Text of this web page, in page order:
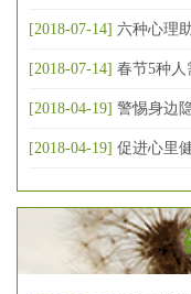
[2018-07-14] 六种心理
[2018-07-14] 春节5种
[2018-04-19] 警惕身边
[2018-04-19] 促进心里